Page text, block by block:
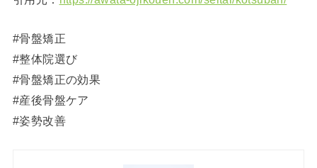
#骨盤矯正
#整体院選び
#骨盤矯正の効果
#産後骨盤ケア
#姿勢改善